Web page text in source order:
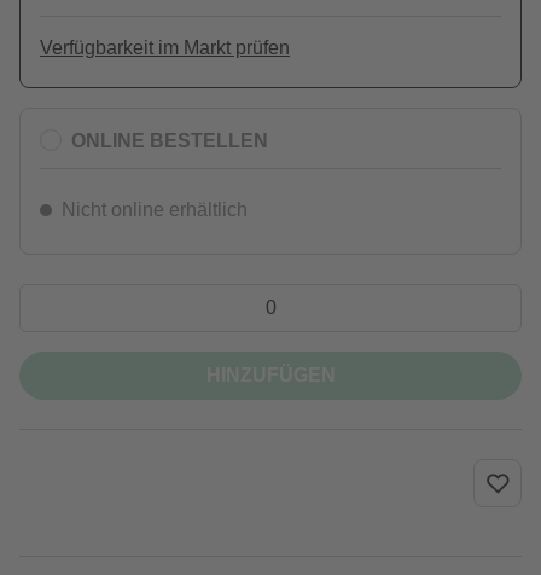
Verfügbarkeit im Markt prüfen
ONLINE BESTELLEN
Nicht online erhältlich